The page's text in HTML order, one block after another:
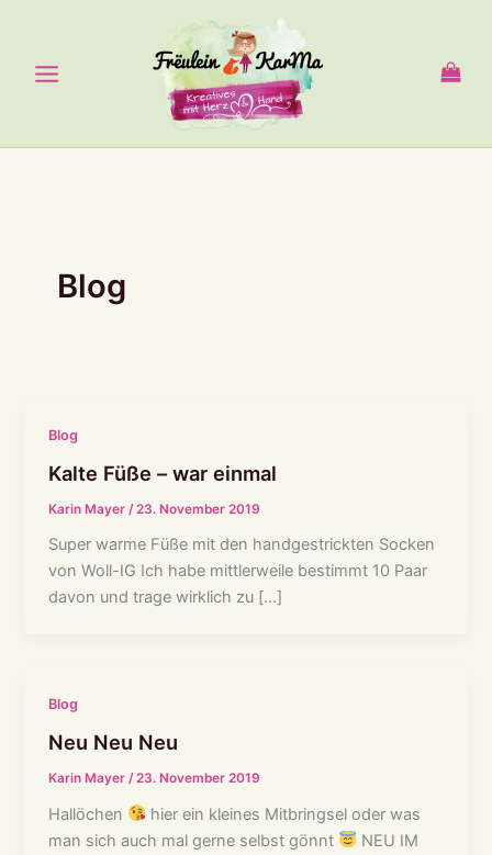
springen
Blog
Blog
Kalte Füße – war einmal
Karin Mayer /23. November 2019
Super warme Füße mit den handgestrickten Socken
von Woll-IG Ich habe mittlerweile bestimmt 10 Paar
davon und trage wirklich zu […]
Blog
Neu Neu Neu
Karin Mayer /23. November 2019
Hallöchen
hier ein kleines Mitbringsel oder was
man sich auch mal gerne selbst gönnt
NEU IM